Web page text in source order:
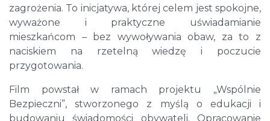
zagrożenia. To inicjatywa, której celem jest spokojne,
wyważone i praktyczne uświadamianie
mieszkańcom – bez wywoływania obaw, za to z
naciskiem na rzetelną wiedzę i poczucie
przygotowania.
Film powstał w ramach projektu „Wspólnie
Bezpieczni”, stworzonego z myślą o edukacji i
budowaniu świadomości obywateli. Opracowanie